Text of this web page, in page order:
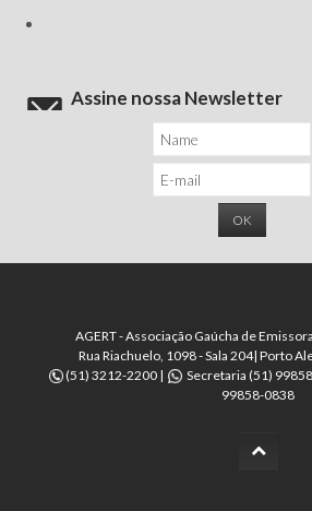
Assine nossa Newsletter
AGERT - Associação Gaúcha de
Rua Riachuelo, 1098 - Sala 204| Porto
(51) 3212-2200 |
Secretaria (51)
99858-0838